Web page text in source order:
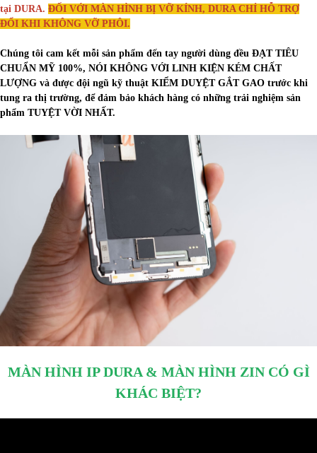
tại DURA. ĐỐI VỚI MÀN HÌNH BỊ VỠ KÍNH, DURA CHỈ HỖ TRỢ
ĐỔI KHI KHÔNG VỠ PHÔI.
Chúng tôi cam kết mỗi sản phẩm đến tay người dùng đều ĐẠT TIÊU
CHUẨN MỸ 100%, NÓI KHÔNG VỚI LINH KIỆN KÉM CHẤT
LƯỢNG và được đội ngũ kỹ thuật KIỂM DUYỆT GẮT GAO trước khi
tung ra thị trường, để đảm bảo khách hàng có những trải nghiệm sản
phẩm TUYỆT VỜI NHẤT.
MÀN HÌNH IP DURA & MÀN HÌNH ZIN CÓ GÌ
KHÁC BIỆT?